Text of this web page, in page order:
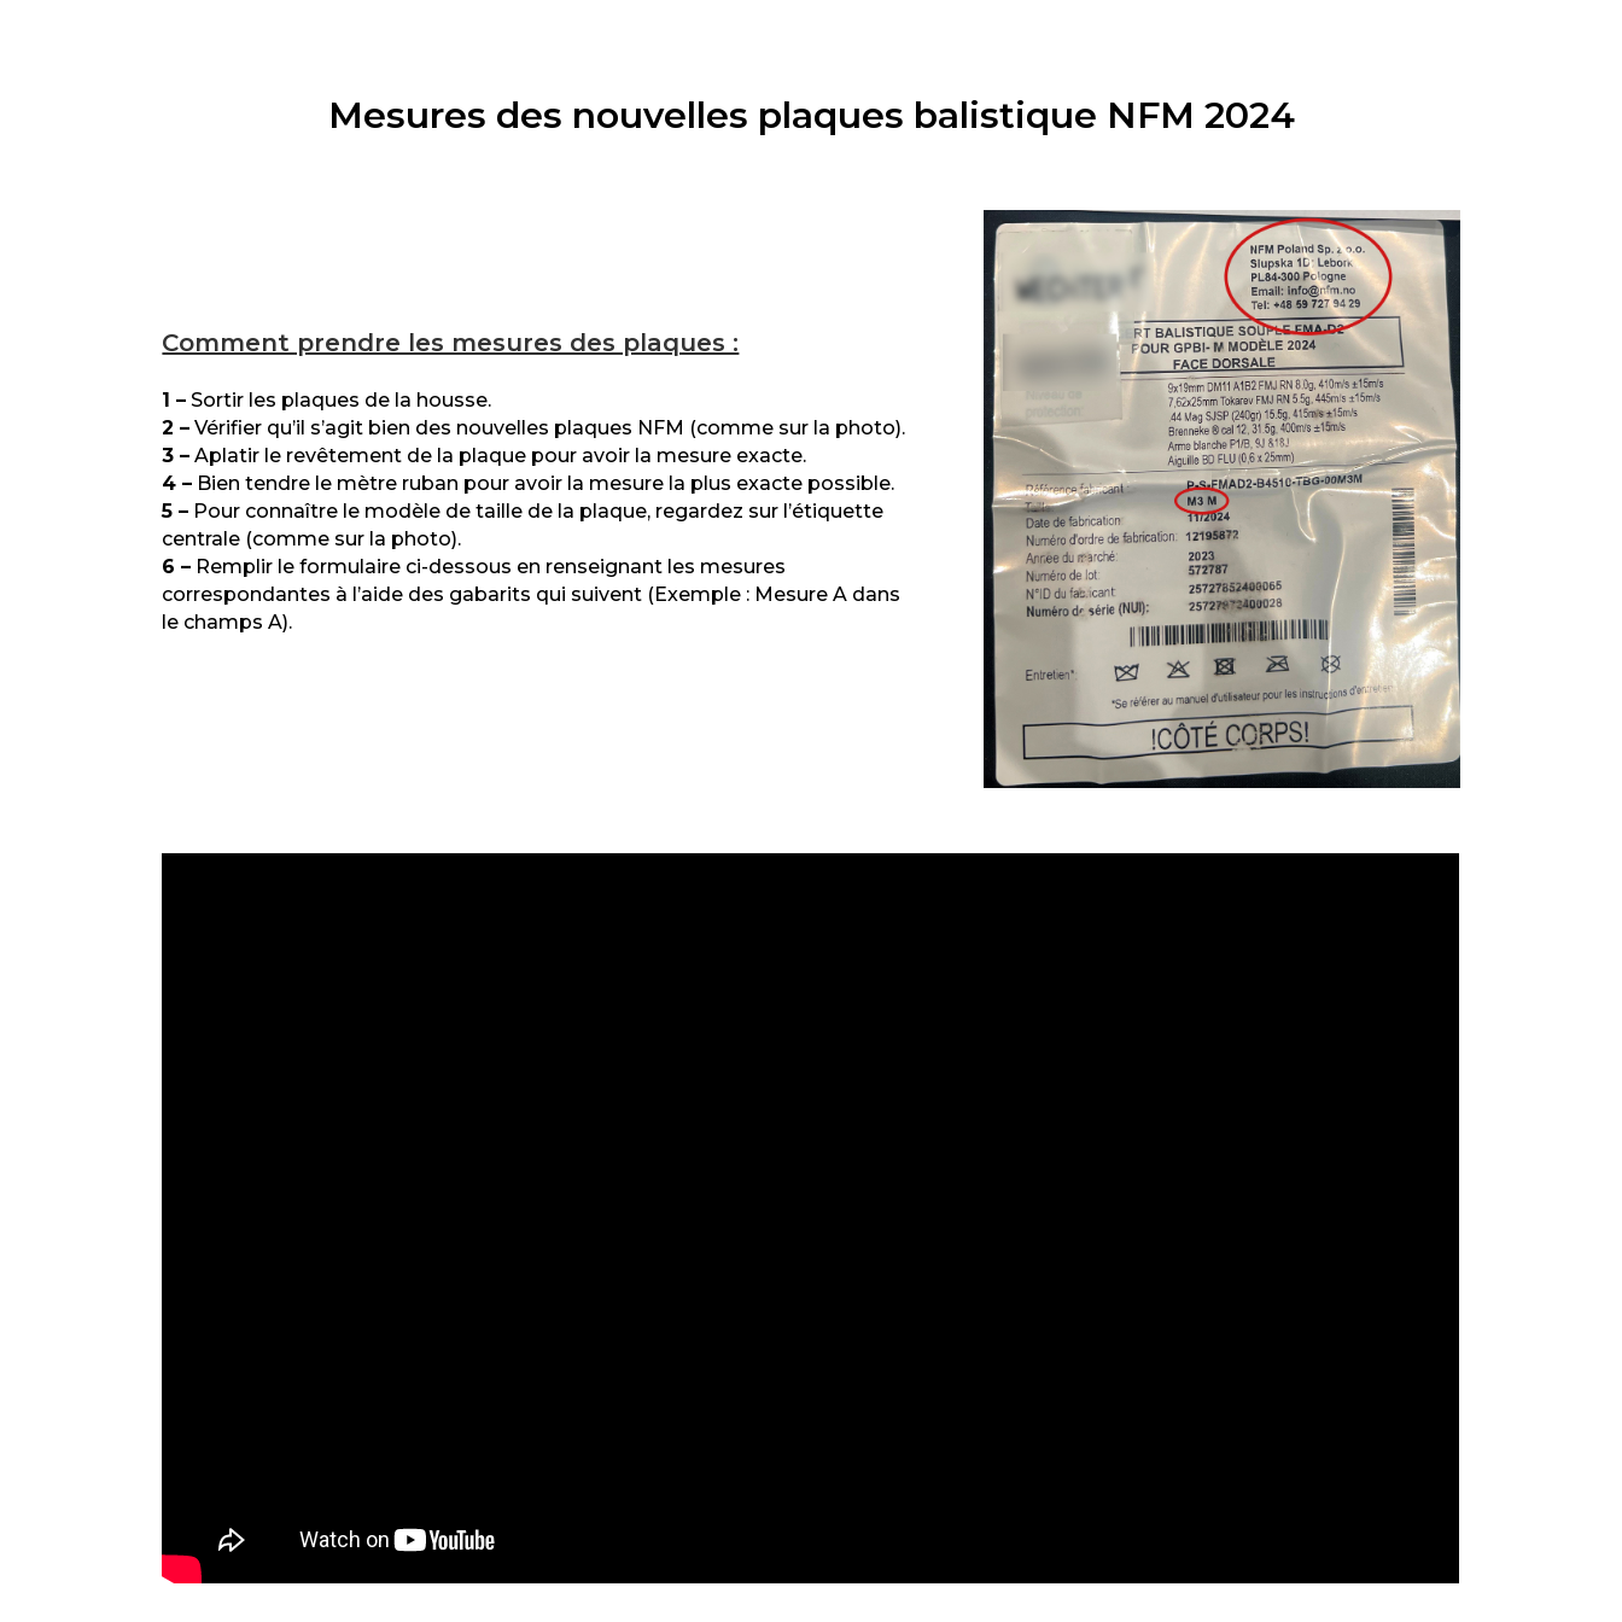
Mesures des nouvelles plaques balistique NFM 2024
Comment prendre les mesures des plaques :
1 – Sortir les plaques de la housse.
2 – Vérifier qu’il s’agit bien des nouvelles plaques NFM (comme sur la photo).
3 – Aplatir le revêtement de la plaque pour avoir la mesure exacte.
4 – Bien tendre le mètre ruban pour avoir la mesure la plus exacte possible.
5 – Pour connaître le modèle de taille de la plaque, regardez sur l’étiquette
centrale (comme sur la photo).
6 – Remplir le formulaire ci-dessous en renseignant les mesures
correspondantes à l’aide des gabarits qui suivent (Exemple : Mesure A dans
le champs A).